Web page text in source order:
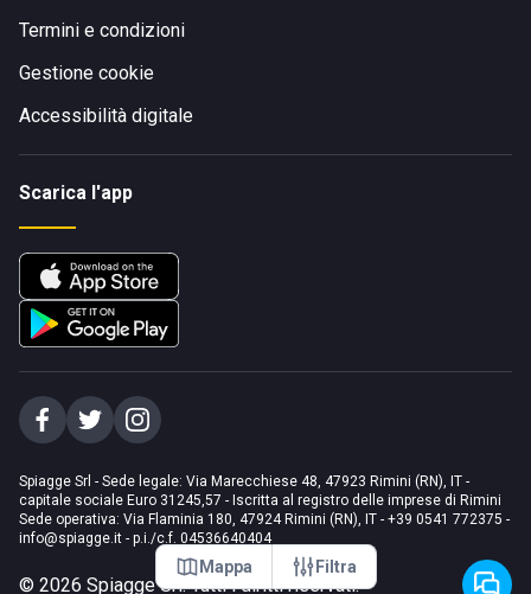
Mappa Filtra
Termini e condizioni
Gestione cookie
Accessibilità digitale
Scarica l'app
Spiagge Srl - Sede legale: Via Marecchiese 48, 47923 Rimini (RN), IT -
capitale sociale Euro 31245,57 - Iscritta al registro delle imprese di Rimini
Sede operativa: Via Flaminia 180, 47924 Rimini (RN), IT - +39 0541 772375 -
info@spiagge.it - p.i./c.f. 04536640404
© 2026 Spiagge Srl. Tutti i diritti riservati.